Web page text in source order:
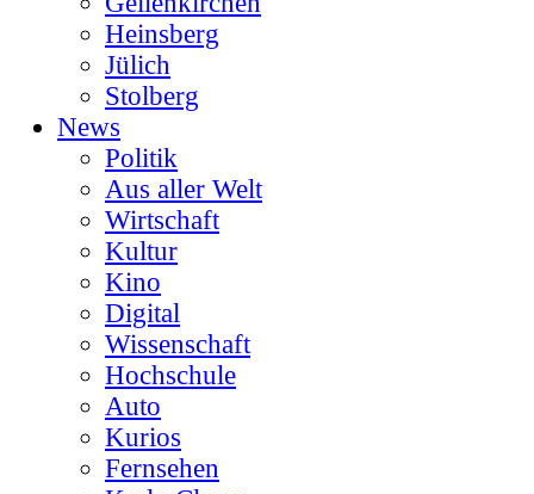
Heinsberg
Jülich
Stolberg
News
Politik
Aus aller Welt
Wirtschaft
Kultur
Kino
Digital
Wissenschaft
Hochschule
Auto
Kurios
Fernsehen